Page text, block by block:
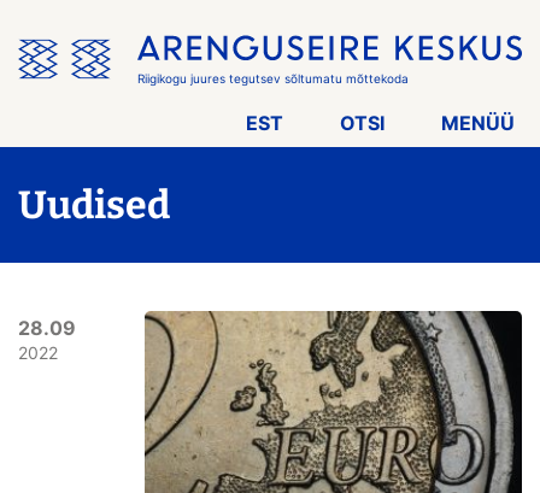
menüü
vahele
Riigikogu juures tegutsev sõltumatu mõttekoda
EST OTSI MENÜÜ
Uudised
28.09
2022